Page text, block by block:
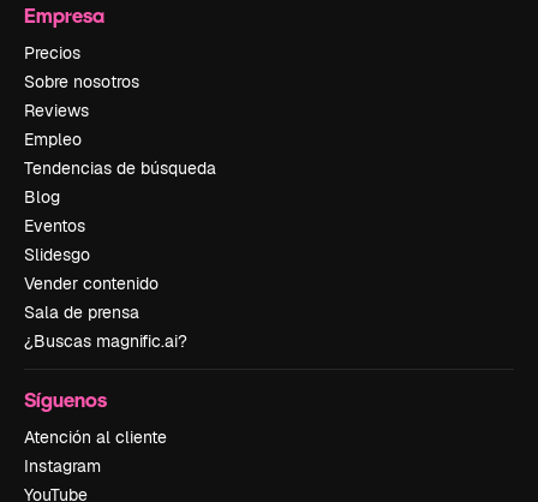
Empresa
Precios
Sobre nosotros
Reviews
Empleo
Tendencias de búsqueda
Blog
Eventos
Slidesgo
Vender contenido
Sala de prensa
¿Buscas magnific.ai?
Síguenos
Atención al cliente
Instagram
YouTube